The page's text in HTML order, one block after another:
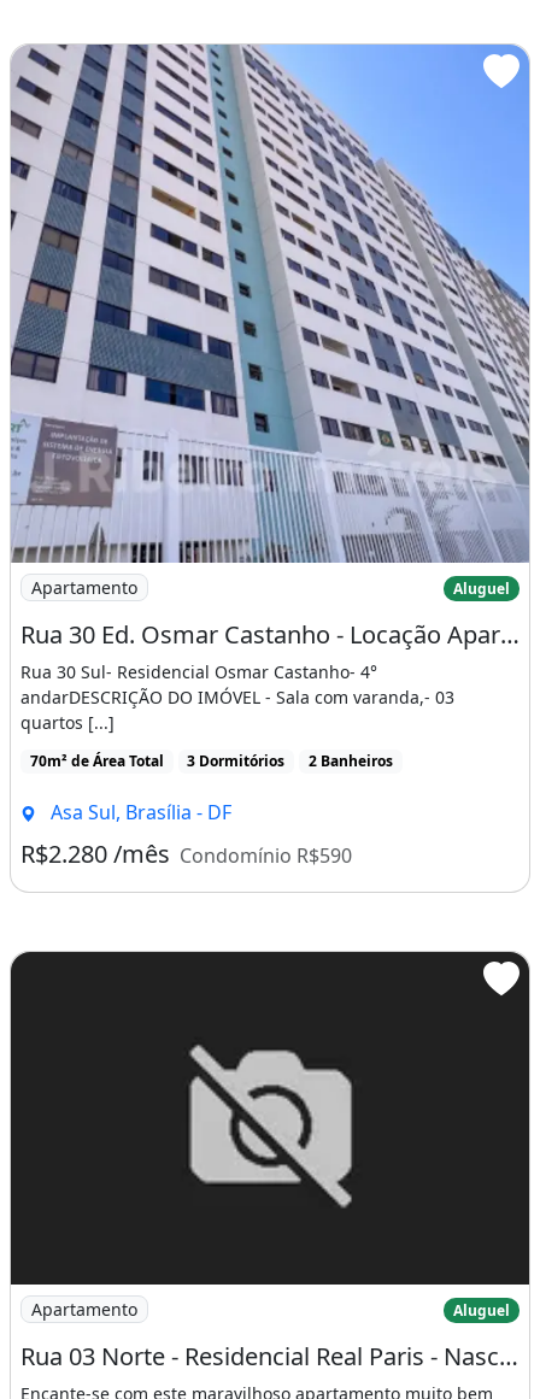
Imagem: Rua 30 Ed. Osmar Castanho - Locação
Apartamento Aluguel
Rua 30 Ed. Osmar Castanho - Locação Apartamento 03 Quartos Sendo 01 Suíte, Garagem
Rua 30 Sul- Residencial Osmar Castanho- 4°
andarDESCRIÇÃO DO IMÓVEL - Sala com varanda,- 03
quartos [...]
70m² de Área Total 3 Dormitórios 2 Banheiros
Asa Sul, Brasília - DF
R$2.280 /mês Condomínio R$590
Imagem: Rua 03 Norte - Residencial Real Paris
Apartamento Aluguel
Rua 03 Norte - Residencial Real Paris - Nascente - Vazado - 13 Andar - Incrivel Oportunida
Encante-se com este maravilhoso apartamento muito bem